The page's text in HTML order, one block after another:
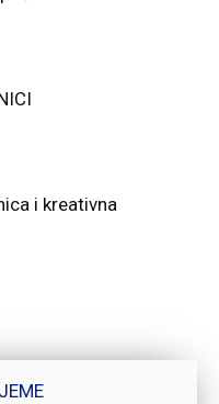
i kreativna